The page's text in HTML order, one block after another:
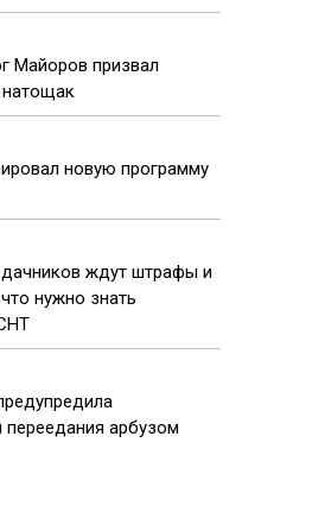
Майоров призвал
новую программу
ждут штрафы и
нужно знать
переедания арбузом